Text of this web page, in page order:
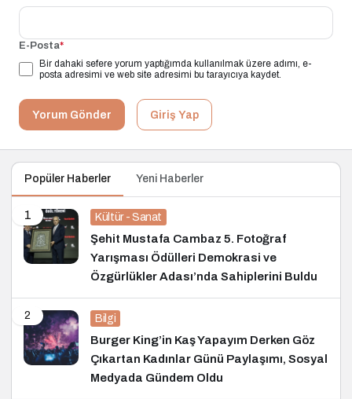
E-Posta*
Bir dahaki sefere yorum yaptığımda kullanılmak üzere adımı, e-
posta adresimi ve web site adresimi bu tarayıcıya kaydet.
Yorum Gönder Giriş Yap
Popüler Haberler Yeni Haberler
1 Kültür - Sanat
Şehit Mustafa Cambaz 5. Fotoğraf
Yarışması Ödülleri Demokrasi ve
Özgürlükler Adası’nda Sahiplerini Buldu
2 Bilgi
Burger King’in Kaş Yapayım Derken Göz
Çıkartan Kadınlar Günü Paylaşımı, Sosyal
Medyada Gündem Oldu